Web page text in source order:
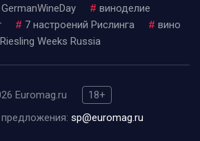
GermanWineDay # виноделие
# 7 настроений Рислинга # вино
Riesling Weeks Russia
Euromag.ru
18+
sp@euromag.ru